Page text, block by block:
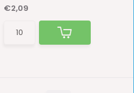
€2,09